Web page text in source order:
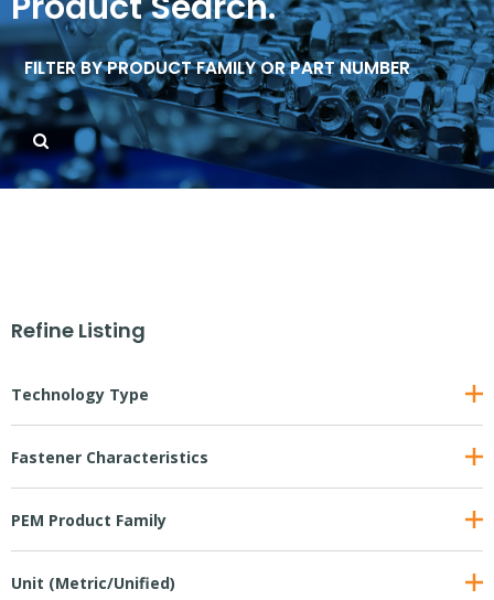
Refine Listing
Technology Type
Fastener Characteristics
PEM Product Family
Unit (Metric/Unified)